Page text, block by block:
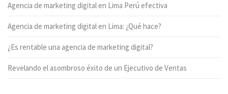
Agencia de marketing digital en Lima Perú efectiva
Agencia de marketing digital en Lima: ¿Qué hace?
¿Es rentable una agencia de marketing digital?
Revelando el asombroso éxito de un Ejecutivo de Ventas